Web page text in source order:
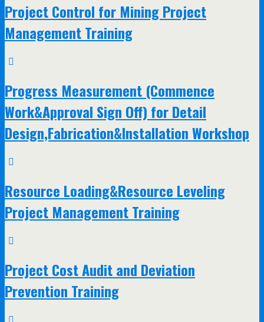
Project Control for Mining Project
Management Training
Progress Measurement (Commence
Work&Approval Sign Off) for Detail
Design,Fabrication&Installation Workshop
Resource Loading&Resource Leveling
Project Management Training
Project Cost Audit and Deviation
Prevention Training